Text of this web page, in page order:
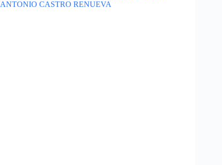
ANTONIO CASTRO RENUEVA